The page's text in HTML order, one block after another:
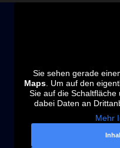
Sie sehen gerade
Maps. Um auf den
Sie auf die
dabei Daten an
Mehr